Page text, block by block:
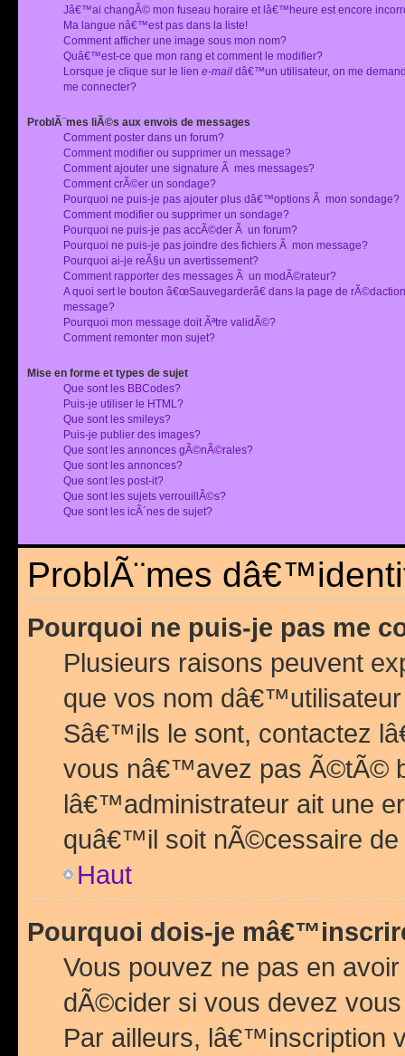
Jâ€™ai changÃ© mon fuseau horaire et lâ€™heure est encore
Ma langue nâ€™est pas dans la liste!
Comment afficher une image sous mon nom?
Quâ€™est-ce que mon rang et comment le modifier?
Lorsque je clique sur le lien e-mail dâ€™un utilisateur, on me
me connecter?
ProblÃ¨mes liÃ©s aux envois de messages
Comment poster dans un forum?
Comment modifier ou supprimer un message?
Comment ajouter une signature Ã mes messages?
Comment crÃ©er un sondage?
Pourquoi ne puis-je pas ajouter plus dâ€™options Ã mon sondage?
Comment modifier ou supprimer un sondage?
Pourquoi ne puis-je pas accÃ©der Ã un forum?
Pourquoi ne puis-je pas joindre des fichiers Ã mon message?
Pourquoi ai-je reÃ§u un avertissement?
Comment rapporter des messages Ã un modÃ©rateur?
A quoi sert le bouton â€œSauvegarderâ€ dans la page de
message?
Pourquoi mon message doit Ãªtre validÃ©?
Comment remonter mon sujet?
Mise en forme et types de sujet
Que sont les BBCodes?
Puis-je utiliser le HTML?
Que sont les smileys?
Puis-je publier des images?
Que sont les annonces gÃ©nÃ©rales?
Que sont les annonces?
Que sont les post-it?
Que sont les sujets verrouillÃ©s?
Que sont les icÃ´nes de sujet?
ProblÃ¨mes
Pourquoi ne puis-je pas me
Plusieurs raisons peuvent
que vos nom
Sâ€™ils le sont, contactez
vous nâ€™avez pas Ã©tÃ©
lâ€™administrateur ait une
quâ€™il soit nÃ©cessaire de
Haut
Pourquoi dois-je
Vous pouvez ne pas en
dÃ©cider si vous devez
Par ailleurs, lâ€™inscription